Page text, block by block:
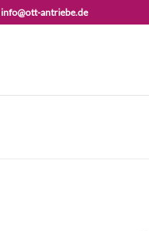
info@ott-antriebe.de